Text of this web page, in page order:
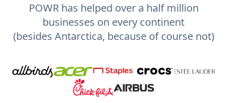
POWR has helped over a half million
businesses on every continent
(besides Antarctica, because of course not)